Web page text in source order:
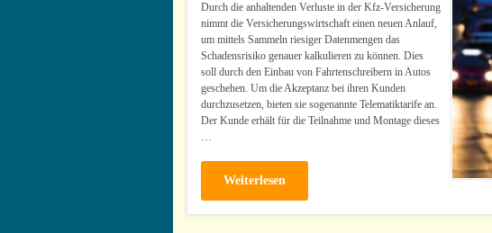
Durch die anhaltenden Verluste in der Kfz-Versicherung
nimmt die Versicherungswirtschaft einen neuen Anlauf,
um mittels Sammeln riesiger Datenmengen das
Schadensrisiko genauer kalkulieren zu können. Dies
soll durch den Einbau von Fahrtenschreibern in Autos
geschehen. Um die Akzeptanz bei ihren Kunden
durchzusetzen, bieten sie sogenannte Telematiktarife an.
Der Kunde erhält für die Teilnahme und Montage dieses
…
Weiterlesen